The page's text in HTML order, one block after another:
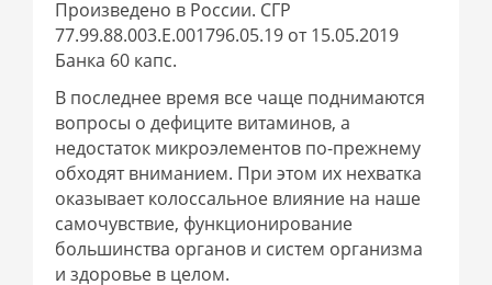
Произведено в России. СГР
77.99.88.003.E.001796.05.19 от 15.05.2019
Банка 60 капс.
В последнее время все чаще поднимаются
вопросы о дефиците витаминов, а
недостаток микроэлементов по-прежнему
обходят вниманием. При этом их нехватка
оказывает колоссальное влияние на наше
самочувствие, функционирование
большинства органов и систем организма
и здоровье в целом.